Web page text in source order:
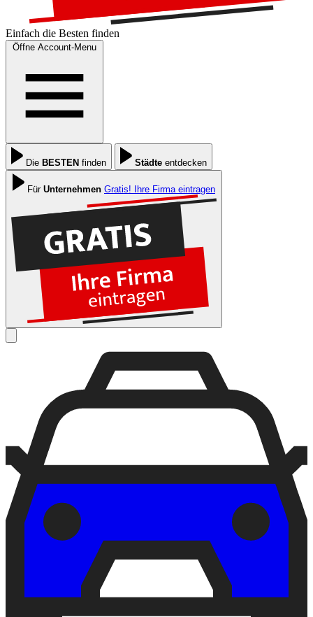
Einfach die Besten finden
Öffne Account-Menu
Die BESTEN finden Städte entdecken
Für Unternehmen Gratis! Ihre Firma eintragen